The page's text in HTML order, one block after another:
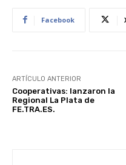
Facebook
ARTÍCULO ANTERIOR
Cooperativas: lanzaron la
Regional La Plata de
FE.TRA.ES.